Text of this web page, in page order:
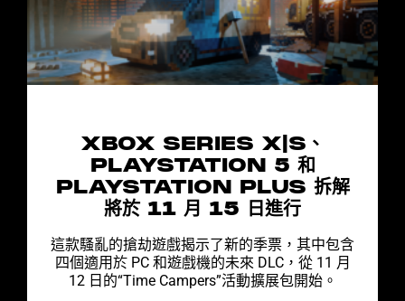
XBOX SERIES X|S、
PLAYSTATION 5 和
PLAYSTATION PLUS 拆解
將於 11 月 15 日進行
這款騷亂的搶劫遊戲揭示了新的季票，其中包含
四個適用於 PC 和遊戲機的未來 DLC，從 11 月
12 日的“Time Campers”活動擴展包開始。